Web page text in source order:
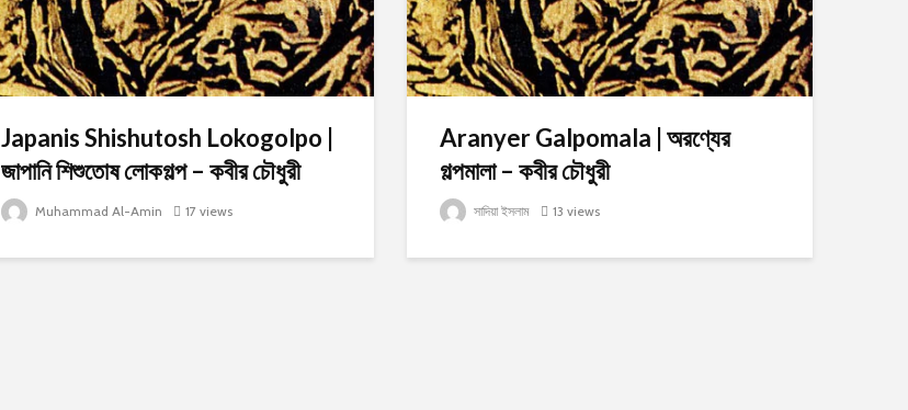
Japanis Shishutosh Lokogolpo |
জাপানি শিশুতোষ লোকগল্প – কবীর চৌধুরী
Muhammad Al-Amin 17 views
Aranyer Galpomala | অরণ্যের
গল্পমালা – কবীর চৌধুরী
সাদিয়া ইসলাম 13 views